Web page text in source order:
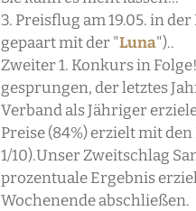
3. Preisflug am 19.05. in
gepaart mit der "Luna")..
Zweiter 1. Konkurs in
gesprungen, der letztes
Verband als Jähriger
Preise (84%) erzielt mit
1/10).Unser Zweitschlag
prozentuale Ergebnis
Wochenende abschließen.